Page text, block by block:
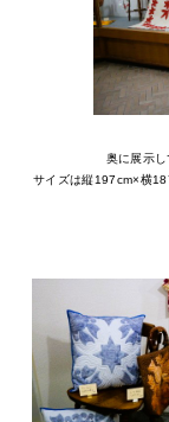
奥に展示し
サイズは縦197cm×横